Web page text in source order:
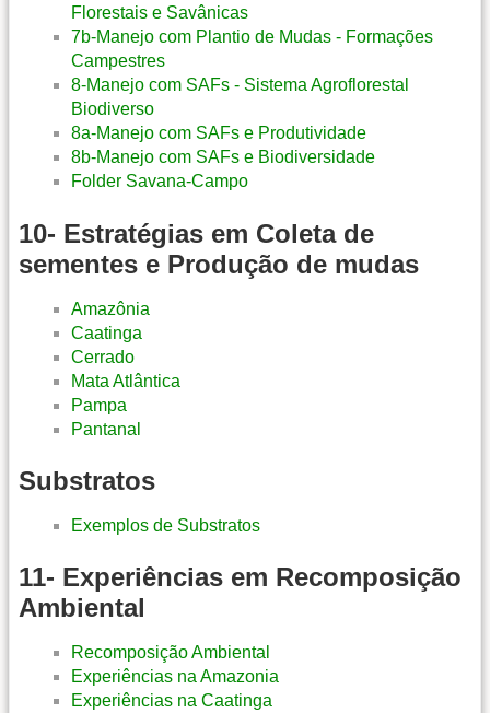
Florestais e Savânicas
7b-Manejo com Plantio de Mudas - Formações
Campestres
8-Manejo com SAFs - Sistema Agroflorestal
Biodiverso
8a-Manejo com SAFs e Produtividade
8b-Manejo com SAFs e Biodiversidade
Folder Savana-Campo
10- Estratégias em Coleta de
sementes e Produção de mudas
Amazônia
Caatinga
Cerrado
Mata Atlântica
Pampa
Pantanal
Substratos
Exemplos de Substratos
11- Experiências em Recomposição
Ambiental
Recomposição Ambiental
Experiências na Amazonia
Experiências na Caatinga